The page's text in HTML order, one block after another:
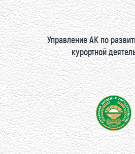
Управление АК по
курортной